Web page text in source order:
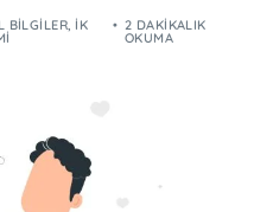
BILGILER, İK 2 DAKIKALIK
OKUMA